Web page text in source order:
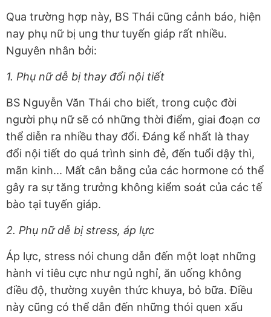
Qua trường hợp này, BS Thái cũng cảnh báo, hiện
nay phụ nữ bị ung thư tuyến giáp rất nhiều.
Nguyên nhân bởi:
1. Phụ nữ dễ bị thay đổi nội tiết
BS Nguyễn Văn Thái cho biết, trong cuộc đời
người phụ nữ sẽ có những thời điểm, giai đoạn cơ
thể diễn ra nhiều thay đổi. Đáng kể nhất là thay
đổi nội tiết do quá trình sinh đẻ, đến tuổi dậy thì,
mãn kinh... Mất cân bằng của các hormone có thể
gây ra sự tăng trưởng không kiểm soát của các tế
bào tại tuyến giáp.
2. Phụ nữ dễ bị stress, áp lực
Áp lực, stress nói chung dẫn đến một loạt những
hành vi tiêu cực như ngủ nghỉ, ăn uống không
điều độ, thường xuyên thức khuya, bỏ bữa. Điều
này cũng có thể dẫn đến những thói quen xấu